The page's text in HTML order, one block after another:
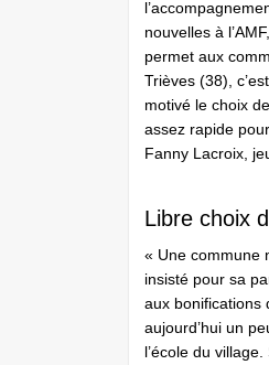
nouvelles à
permet aux
Trièves (38),
motivé le choix
assez rapide
Fanny Lacroix,
Libre choix
« Une commune
insisté pour sa
aux bonifications
aujourd’hui un
l’école du